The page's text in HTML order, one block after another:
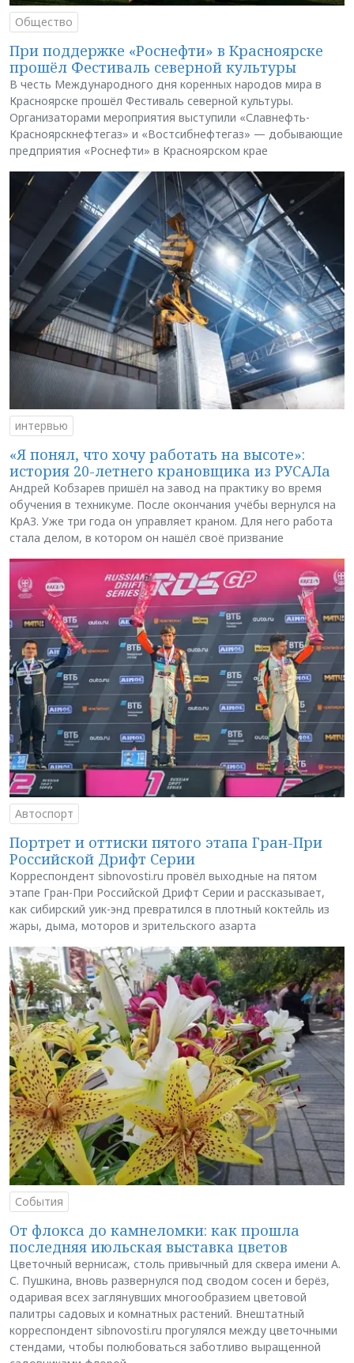
Общество
При поддержке «Роснефти» в Красноярске
прошёл Фестиваль северной культуры
В честь Международного дня коренных народов мира в
Красноярске прошёл Фестиваль северной культуры.
Организаторами мероприятия выступили «Славнефть-
Красноярскнефтегаз» и «Востсибнефтегаз» — добывающие
предприятия «Роснефти» в Красноярском крае
интервью
«Я понял, что хочу работать на высоте»:
история 20-летнего крановщика из РУСАЛа
Андрей Кобзарев пришёл на завод на практику во время
обучения в техникуме. После окончания учёбы вернулся на
КрАЗ. Уже три года он управляет краном. Для него работа
стала делом, в котором он нашёл своё призвание
Автоспорт
Портрет и оттиски пятого этапа Гран-При
Российской Дрифт Серии
Корреспондент sibnovosti.ru провёл выходные на пятом
этапе Гран-При Российской Дрифт Серии и рассказывает,
как сибирский уик-энд превратился в плотный коктейль из
жары, дыма, моторов и зрительского азарта
События
От флокса до камнеломки: как прошла
последняя июльская выставка цветов
Цветочный вернисаж, столь привычный для сквера имени А.
С. Пушкина, вновь развернулся под сводом сосен и берёз,
одаривая всех заглянувших многообразием цветовой
палитры садовых и комнатных растений. Внештатный
корреспондент sibnovosti.ru прогулялся между цветочными
стендами, чтобы полюбоваться заботливо выращенной